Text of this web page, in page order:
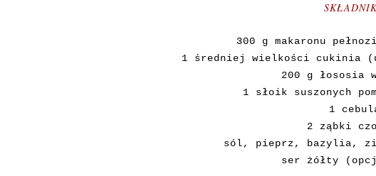
300 g makaronu
1 średniej wielkości cukinia
200 g łososia
1 słoik suszonych
1
2 ząbki
sól, pieprz, bazylia,
ser żółty